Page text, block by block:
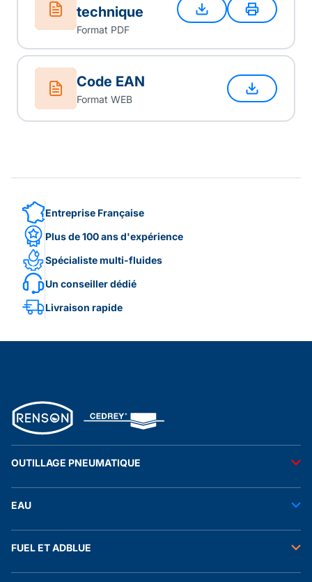
technique
Format PDF
Code EAN
Format WEB
Entreprise Française
Plus de 100 ans d'expérience
Spécialiste multi-fluides
Un conseiller dédié
Livraison rapide
OUTILLAGE PNEUMATIQUE
Accessoires pneumatiques
EAU
Tuyaux
Raccords et autres accessoires
FUEL ET ADBLUE